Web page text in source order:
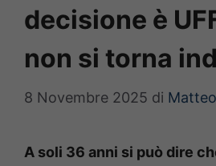
decisione è
non si torna
8 Novembre 2025 di
A soli 36 anni si può dire